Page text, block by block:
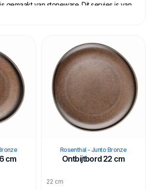
gemaakt van stoneware. Dit servies is van
andere kleuren binnen de serie. Het doet
de serviesdelen is mat gehouden, terwijl de
afwerking heeft. Geen enkel stuk is
geglazuurd wat, samen met de
vormen, een speels geheel geeft.
het andere stoneware Slate Greyen
, heeft aardse tinten die rust uitstralen.
in de vaatwasser en de magnetron.
cm
Rosenthal - Junto Bronze
Ontbijtbord 22 cm
22 cm